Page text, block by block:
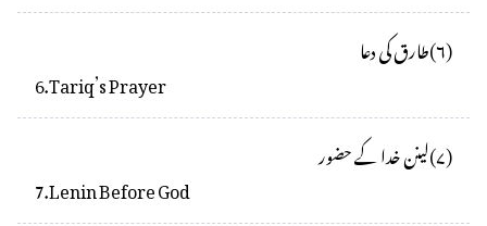
(۶)طارق کی دعا
6.Tariq’s Prayer
(۷)لينن خدا کے حضور
7.Lenin Before God